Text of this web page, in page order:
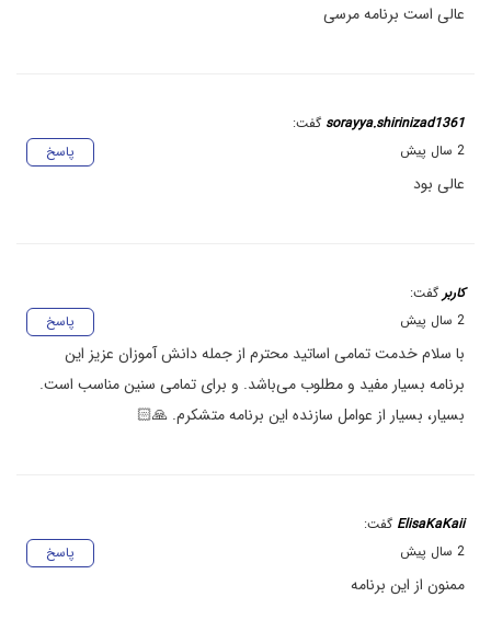
عالی است برنامه مرسی
sorayya.shirinizad1361 گفت:
پاسخ
2 سال پیش
عالی بود
کاربر گفت:
پاسخ
2 سال پیش
با سلام خدمت تمامی اساتید محترم از جمله دانش آموزان عزیز این
برنامه بسیار مفید و مطلوب می‌باشد. و برای تمامی سنین مناسب است.
بسیار، بسیار از عوامل سازنده این برنامه متشکرم. 🙏🏻
ElisaKaKaii گفت:
پاسخ
2 سال پیش
ممنون از این برنامه